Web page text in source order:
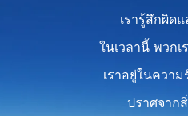
เรารู้สึกผิด
ในเวลานี้ พวกเ
เราอยู่ในความ
ปราศจาก